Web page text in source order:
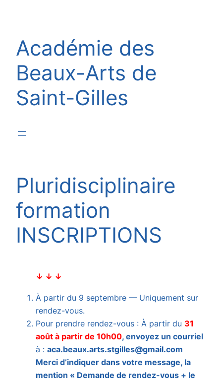
Académie des
Beaux-Arts de
Saint-Gilles
Pluridisciplinaire
formation
INSCRIPTIONS
↓ ↓ ↓
À partir du 9 septembre — Uniquement sur
rendez-vous.
Pour prendre rendez-vous : À partir du 31
août à partir de 10h00, envoyez un courriel
à : aca.beaux.arts.stgilles@gmail.com
Merci d’indiquer dans votre message, la
mention « Demande de rendez-vous + le